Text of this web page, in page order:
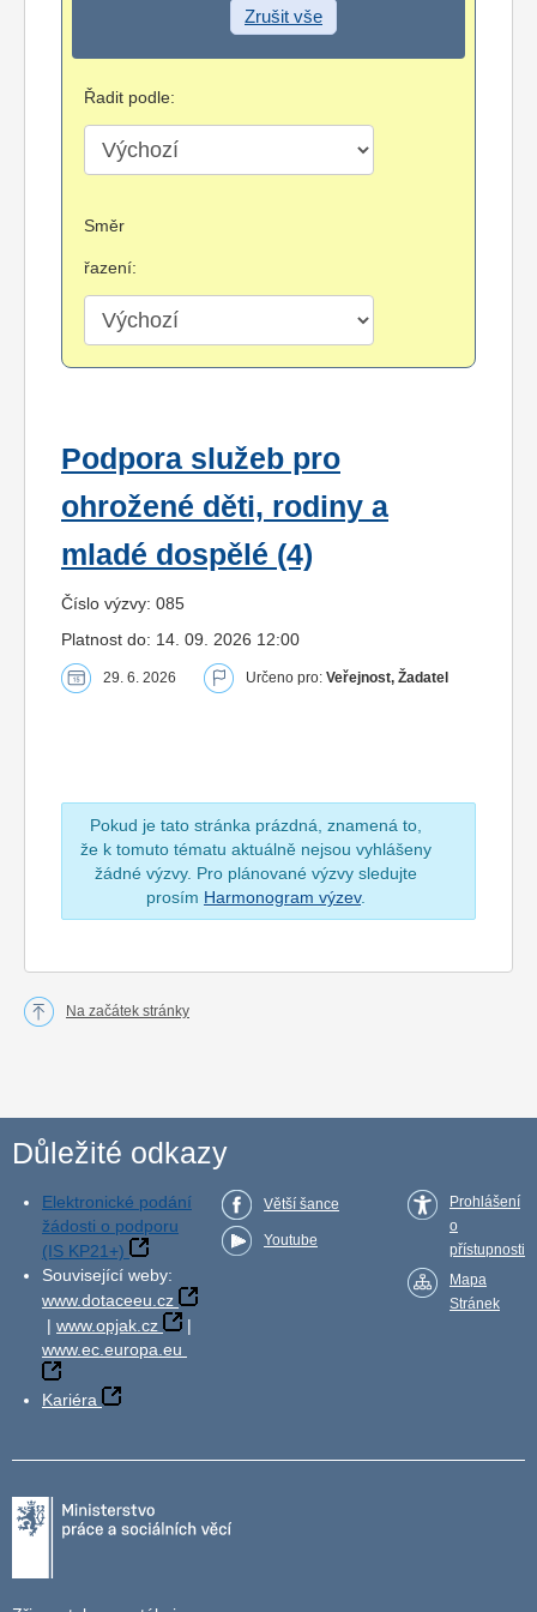
Zrušit vše
Řadit podle:
Směr
řazení:
Podpora služeb pro
ohrožené děti, rodiny a
mladé dospělé (4)
Číslo výzvy: 085
Platnost do: 14. 09. 2026 12:00
29. 6. 2026 Určeno pro: Veřejnost, Žadatel
Pokud je tato stránka prázdná, znamená to,
že k tomuto tématu aktuálně nejsou vyhlášeny
žádné výzvy. Pro plánované výzvy sledujte
prosím Harmonogram výzev.
Na začátek stránky
Důležité odkazy
Elektronické podání
žádosti o podporu
(IS KP21+)
Související weby:
www.dotaceeu.cz
| www.opjak.cz
|
www.ec.europa.eu
Kariéra
Větší šance
Youtube
Prohlášení
o
přístupnosti
Mapa
Stránek